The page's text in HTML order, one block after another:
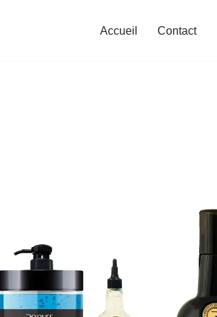
Accueil Contact